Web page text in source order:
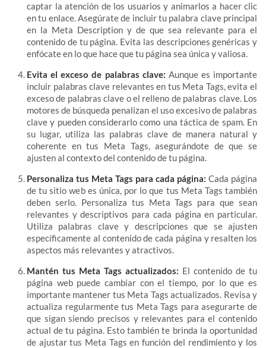
captar la atención de los usuarios y animarlos a hacer clic
en tu enlace. Asegúrate de incluir tu palabra clave principal
en la Meta Description y de que sea relevante para el
contenido de tu página. Evita las descripciones genéricas y
enfócate en lo que hace que tu página sea única y valiosa.
Evita el exceso de palabras clave: Aunque es importante
incluir palabras clave relevantes en tus Meta Tags, evita el
exceso de palabras clave o el relleno de palabras clave. Los
motores de búsqueda penalizan el uso excesivo de palabras
clave y pueden considerarlo como una táctica de spam. En
su lugar, utiliza las palabras clave de manera natural y
coherente en tus Meta Tags, asegurándote de que se
ajusten al contexto del contenido de tu página.
Personaliza tus Meta Tags para cada página: Cada página
de tu sitio web es única, por lo que tus Meta Tags también
deben serlo. Personaliza tus Meta Tags para que sean
relevantes y descriptivos para cada página en particular.
Utiliza palabras clave y descripciones que se ajusten
específicamente al contenido de cada página y resalten los
aspectos más relevantes y atractivos.
Mantén tus Meta Tags actualizados: El contenido de tu
página web puede cambiar con el tiempo, por lo que es
importante mantener tus Meta Tags actualizados. Revisa y
actualiza regularmente tus Meta Tags para asegurarte de
que sigan siendo precisos y relevantes para el contenido
actual de tu página. Esto también te brinda la oportunidad
de ajustar tus Meta Tags en función del rendimiento y los